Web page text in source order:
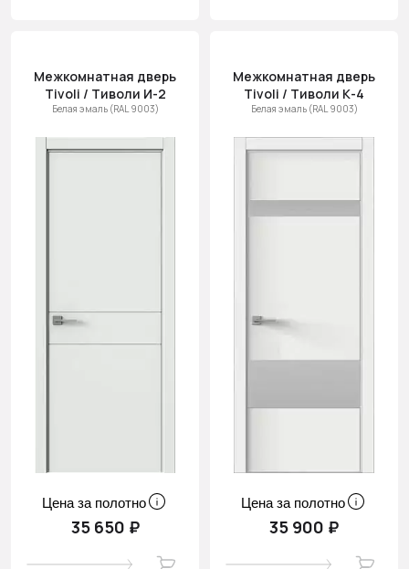
Межкомнатная дверь
Tivoli / Тиволи И-2
Белая эмаль (RAL 9003)
Цена за полотно
35 650 ₽
Межкомнатная дверь
Tivoli / Тиволи К-4
Белая эмаль (RAL 9003)
Цена за полотно
35 900 ₽